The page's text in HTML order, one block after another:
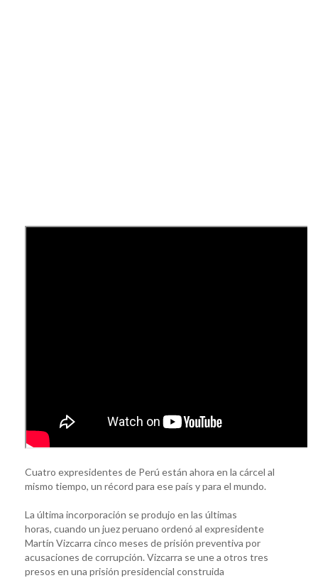
Cuatro expresidentes de Perú están ahora en la cárcel al
mismo tiempo, un récord para ese país y para el mundo.
La última incorporación se produjo en las últimas
horas, cuando un juez peruano ordenó al expresidente
Martín Vizcarra cinco meses de prisión preventiva por
acusaciones de corrupción. Vizcarra se une a otros tres
presos en una prisión presidencial construida